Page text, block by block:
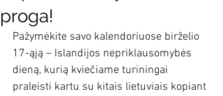
proga!
Pažymėkite savo kalendoriuose birželio
17-ąją – Islandijos nepriklausomybės
dieną, kurią kviečiame turiningai
praleisti kartu su kitais lietuviais kopiant